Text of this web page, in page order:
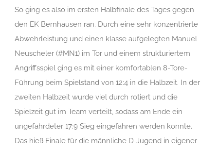
So ging es also im ersten Halbfinale des Tages gegen
den EK Bernhausen ran. Durch eine sehr konzentrierte
Abwehrleistung und einen klasse aufgelegten Manuel
Neuscheler (#MN1) im Tor und einem strukturiertem
Angriffsspiel ging es mit einer komfortablen 8-Tore-
Führung beim Spielstand von 12:4 in die Halbzeit. In der
zweiten Halbzeit wurde viel durch rotiert und die
Spielzeit gut im Team verteilt, sodass am Ende ein
ungefährdeter 17:9 Sieg eingefahren werden konnte.
Das hieß Finale für die männliche D-Jugend in eigener